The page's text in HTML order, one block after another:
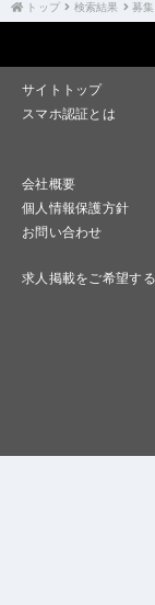
トップ 検索結果 募
サイトトップ
スマホ認証とは
会社概要
個人情報保護方針
お問い合わせ
求人掲載をご希望す